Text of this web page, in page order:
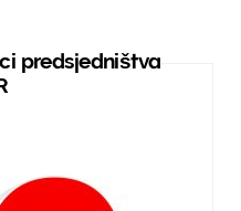
predsjedništva